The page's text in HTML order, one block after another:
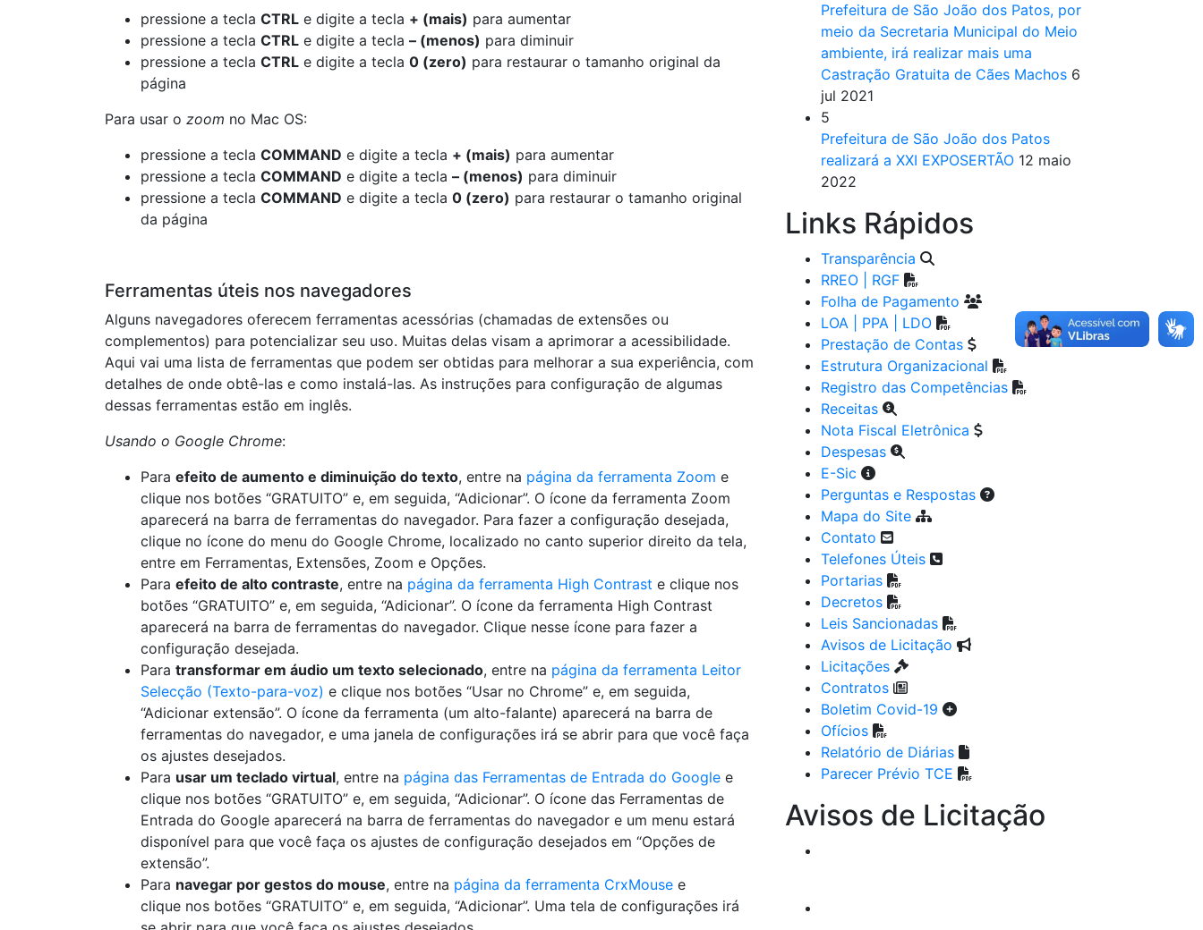
pressione a tecla CTRL e digite a tecla + (mais) para aumentar
pressione a tecla CTRL e digite a tecla – (menos) para diminuir
pressione a tecla CTRL e digite a tecla 0 (zero) para restaurar o tamanho original da
página
Para usar o zoom no Mac OS:
pressione a tecla COMMAND e digite a tecla + (mais) para aumentar
pressione a tecla COMMAND e digite a tecla – (menos) para diminuir
pressione a tecla COMMAND e digite a tecla 0 (zero) para restaurar o tamanho original
da página
Ferramentas úteis nos navegadores
Alguns navegadores oferecem ferramentas acessórias (chamadas de extensões ou
complementos) para potencializar seu uso. Muitas delas visam a aprimorar a acessibilidade.
Aqui vai uma lista de ferramentas que podem ser obtidas para melhorar a sua experiência, com
detalhes de onde obtê-las e como instalá-las. As instruções para configuração de algumas
dessas ferramentas estão em inglês.
Usando o Google Chrome:
Para efeito de aumento e diminuição do texto, entre na página da ferramenta Zoom e
clique nos botões “GRATUITO” e, em seguida, “Adicionar”. O ícone da ferramenta Zoom
aparecerá na barra de ferramentas do navegador. Para fazer a configuração desejada,
clique no ícone do menu do Google Chrome, localizado no canto superior direito da tela,
entre em Ferramentas, Extensões, Zoom e Opções.
Para efeito de alto contraste, entre na página da ferramenta High Contrast e clique nos
botões “GRATUITO” e, em seguida, “Adicionar”. O ícone da ferramenta High Contrast
aparecerá na barra de ferramentas do navegador. Clique nesse ícone para fazer a
configuração desejada.
Para transformar em áudio um texto selecionado, entre na página da ferramenta Leitor
Selecção (Texto-para-voz) e clique nos botões “Usar no Chrome” e, em seguida,
“Adicionar extensão”. O ícone da ferramenta (um alto-falante) aparecerá na barra de
ferramentas do navegador, e uma janela de configurações irá se abrir para que você faça
os ajustes desejados.
Para usar um teclado virtual, entre na página das Ferramentas de Entrada do Google e
clique nos botões “GRATUITO” e, em seguida, “Adicionar”. O ícone das Ferramentas de
Entrada do Google aparecerá na barra de ferramentas do navegador e um menu estará
disponível para que você faça os ajustes de configuração desejados em “Opções de
extensão”.
Para navegar por gestos do mouse, entre na página da ferramenta CrxMouse e
clique nos botões “GRATUITO” e, em seguida, “Adicionar”. Uma tela de configurações irá
Prefeitura de São João dos Patos, por
meio da Secretaria Municipal do Meio
ambiente, irá realizar mais uma
Castração Gratuita de Cães Machos 6
jul 2021
5
Prefeitura de São João dos Patos
realizará a XXI EXPOSERTÃO 12 maio
2022
Links Rápidos
Transparência
RREO | RGF
Folha de Pagamento
LOA | PPA | LDO
Prestação de Contas
Estrutura Organizacional
Registro das Competências
Receitas
Nota Fiscal Eletrônica
Despesas
E-Sic
Perguntas e Respostas
Mapa do Site
Contato
Telefones Úteis
Portarias
Decretos
Leis Sancionadas
Avisos de Licitação
Licitações
Contratos
Boletim Covid-19
Ofícios
Relatório de Diárias
Parecer Prévio TCE
Avisos de Licitação